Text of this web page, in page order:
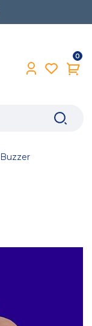
0
Buzzer